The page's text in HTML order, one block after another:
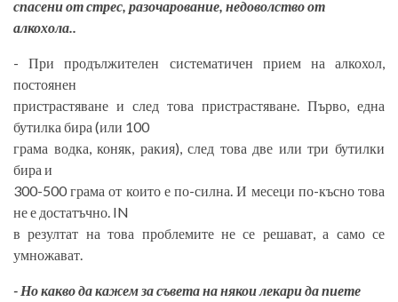
спасени от стрес, разочарование, недоволство от
алкохола..
- При продължителен систематичен прием на алкохол,
постоянен
пристрастяване и след това пристрастяване. Първо, една
бутилка бира (или 100
грама водка, коняк, ракия), след това две или три бутилки
бира и
300-500 грама от които е по-силна. И месеци по-късно това
не е достатъчно. IN
в резултат на това проблемите не се решават, а само се
умножават.
- Но какво да кажем за съвета на някои лекари да пиете